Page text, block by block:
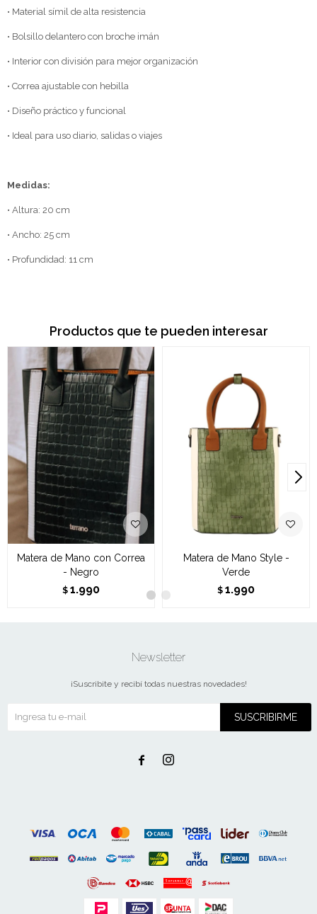
• Material símil de alta resistencia
• Bolsillo delantero con broche imán
• Interior con división para mejor organización
• Correa ajustable con hebilla
• Diseño práctico y funcional
• Ideal para uso diario, salidas o viajes
Medidas:
• Altura: 20 cm
• Ancho: 25 cm
• Profundidad: 11 cm
Productos que te pueden interesar
Matera de Mano con Correa
- Negro
$ 1.990
Matera de Mano Style -
Verde
$ 1.990
Newsletter
¡Suscribite y recibí todas nuestras novedades!
SUSCRIBIRME
 